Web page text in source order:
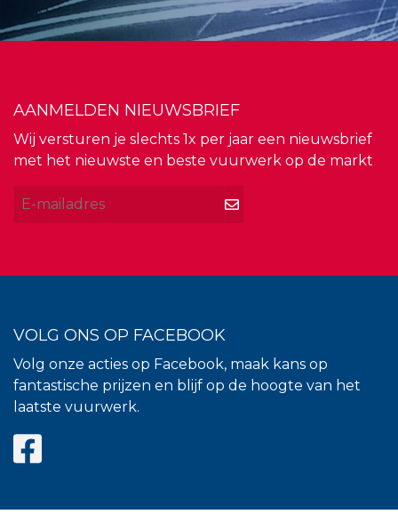
AANMELDEN NIEUWSBRIEF
Wij versturen je slechts 1x per jaar een nieuwsbrief
met het nieuwste en beste vuurwerk op de markt
VOLG ONS OP FACEBOOK
Volg onze acties op Facebook, maak kans op
fantastische prijzen en blijf op de hoogte van het
laatste vuurwerk.